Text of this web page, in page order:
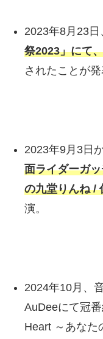
2023年8月23日
祭2023」にて
されたことが発
2023年9月3日
面ライダーガ
の九堂りんね /
演。
2024年10月、
AuDeeにて冠
Heart ～あなた